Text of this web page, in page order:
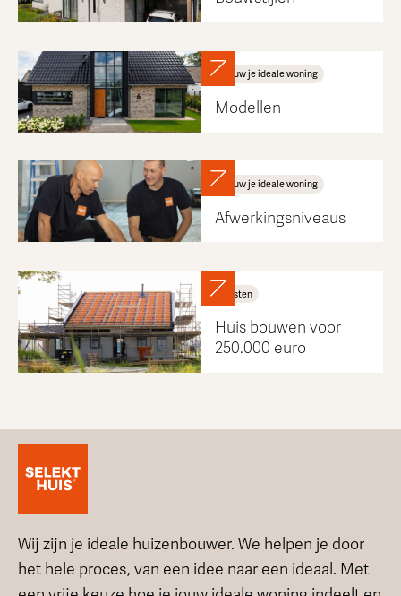
Bouw je ideale woning
Modellen
Bouw je ideale woning
Afwerkingsniveaus
Kosten
Huis bouwen voor
250.000 euro
Wij zijn je ideale huizenbouwer. We helpen je door
het hele proces, van een idee naar een ideaal. Met